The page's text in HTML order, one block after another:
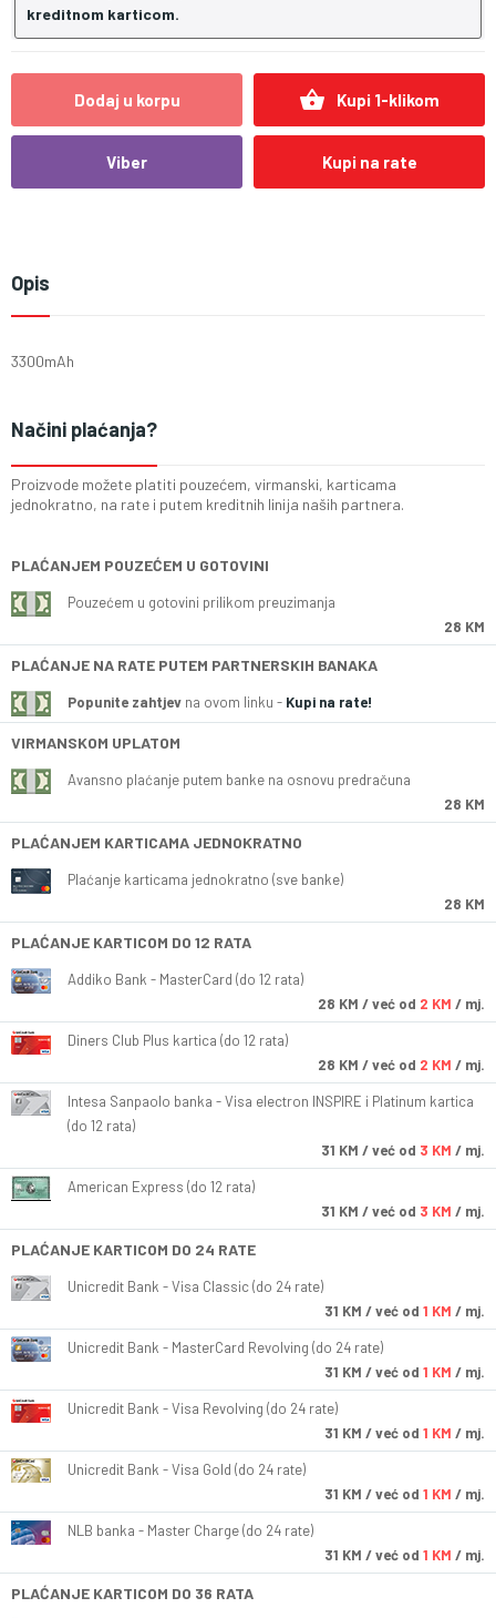
kreditnom karticom.
Dodaj u korpu shopping_basket Kupi 1-klikom
Viber Kupi na rate
Opis
3300mAh
Načini plaćanja?
Proizvode možete platiti pouzećem, virmanski, karticama
jednokratno, na rate i putem kreditnih linija naših partnera.
PLAĆANJEM POUZEĆEM U GOTOVINI
Pouzećem u gotovini prilikom preuzimanja
28 KM
PLAĆANJE NA RATE PUTEM PARTNERSKIH BANAKA
Popunite zahtjev na ovom linku - Kupi na rate!
VIRMANSKOM UPLATOM
Avansno plaćanje putem banke na osnovu predračuna
28 KM
PLAĆANJEM KARTICAMA JEDNOKRATNO
Plaćanje karticama jednokratno (sve banke)
28 KM
PLAĆANJE KARTICOM DO 12 RATA
Addiko Bank - MasterCard (do 12 rata)
28 KM / već od 2 KM / mj.
Diners Club Plus kartica (do 12 rata)
28 KM / već od 2 KM / mj.
Intesa Sanpaolo banka - Visa electron INSPIRE i Platinum kartica
(do 12 rata)
31 KM / već od 3 KM / mj.
American Express (do 12 rata)
31 KM / već od 3 KM / mj.
PLAĆANJE KARTICOM DO 24 RATE
Unicredit Bank - Visa Classic (do 24 rate)
31 KM / već od 1 KM / mj.
Unicredit Bank - MasterCard Revolving (do 24 rate)
31 KM / već od 1 KM / mj.
Unicredit Bank - Visa Revolving (do 24 rate)
31 KM / već od 1 KM / mj.
Unicredit Bank - Visa Gold (do 24 rate)
31 KM / već od 1 KM / mj.
NLB banka - Master Charge (do 24 rate)
31 KM / već od 1 KM / mj.
PLAĆANJE KARTICOM DO 36 RATA